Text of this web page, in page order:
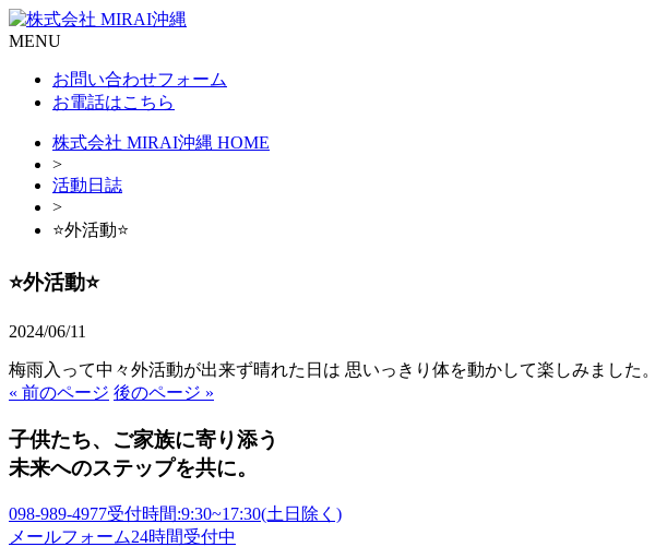
MENU
お問い合わせフォーム
お電話はこちら
株式会社 MIRAI沖縄 HOME
>
活動日誌
>
⭐️外活動⭐️
⭐️外活動⭐️
2024/06/11
梅雨入って中々外活動が出来ず晴れた日は 思いっきり体を動かして楽しみました。
« 前のページ 後のページ »
子供たち、ご家族に寄り添う
未来へのステップを共に。
098-989-4977受付時間:9:30~17:30(土日除く)
メールフォーム24時間受付中